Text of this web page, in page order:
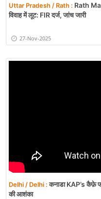
Uttar Pradesh / Rath : Rath
विवाह में लूट: FIR दर्ज, जांच जारी
27-Nov-2025
Delhi / Delhi :कनाडा KAP’s कैफ़े
की आशंका